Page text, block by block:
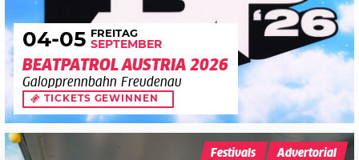
04-05 FREITAG
SEPTEMBER
BEATPATROL AUSTRIA 2026
Galopprennbahn Freudenau
TICKETS GEWINNEN
Festivals Advertorial